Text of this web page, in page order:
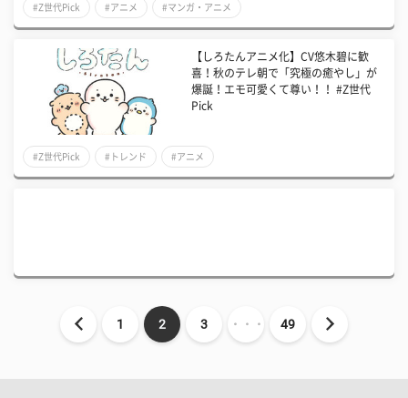
#Z世代Pick #アニメ #マンガ・アニメ
【しろたんアニメ化】CV悠木碧に歓
喜！秋のテレ朝で「究極の癒やし」が
爆誕！エモ可愛くて尊い！！ #Z世代
Pick
#Z世代Pick #トレンド #アニメ
1 2 3 ・・・ 49